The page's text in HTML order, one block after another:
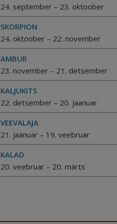
24. september – 23. oktoober
SKORPION
24. oktoober – 22. november
AMBUR
23. november – 21. detsember
KALJUKITS
22. detsember – 20. jaanuar
VEEVALAJA
21. jaanuar – 19. veebruar
KALAD
20. veebruar – 20. märts